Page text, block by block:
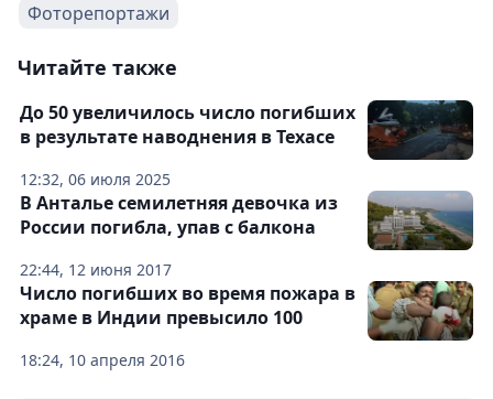
Фоторепортажи
Читайте также
12:32, 06 июля 2025
До 50 увеличилось число погибших
в результате наводнения в Техасе
22:44, 12 июня 2017
В Анталье семилетняя девочка из
России погибла, упав с балкона
18:24, 10 апреля 2016
Число погибших во время пожара в
храме в Индии превысило 100